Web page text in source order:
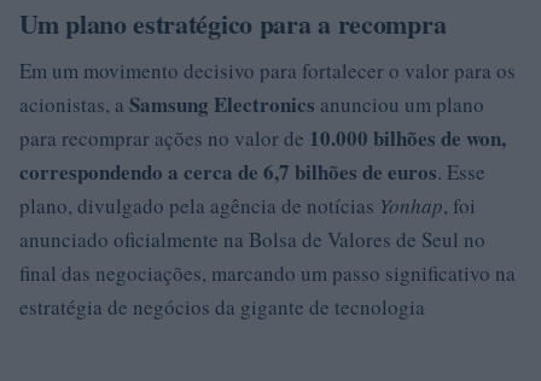
Um plano estratégico para a recompra
Em um movimento decisivo para fortalecer o valor para os
acionistas, a Samsung Electronics anunciou um plano
para recomprar ações no valor de 10.000 bilhões de won,
correspondendo a cerca de 6,7 bilhões de euros. Esse
plano, divulgado pela agência de notícias Yonhap, foi
anunciado oficialmente na Bolsa de Valores de Seul no
final das negociações, marcando um passo significativo na
estratégia de negócios da gigante de tecnologia